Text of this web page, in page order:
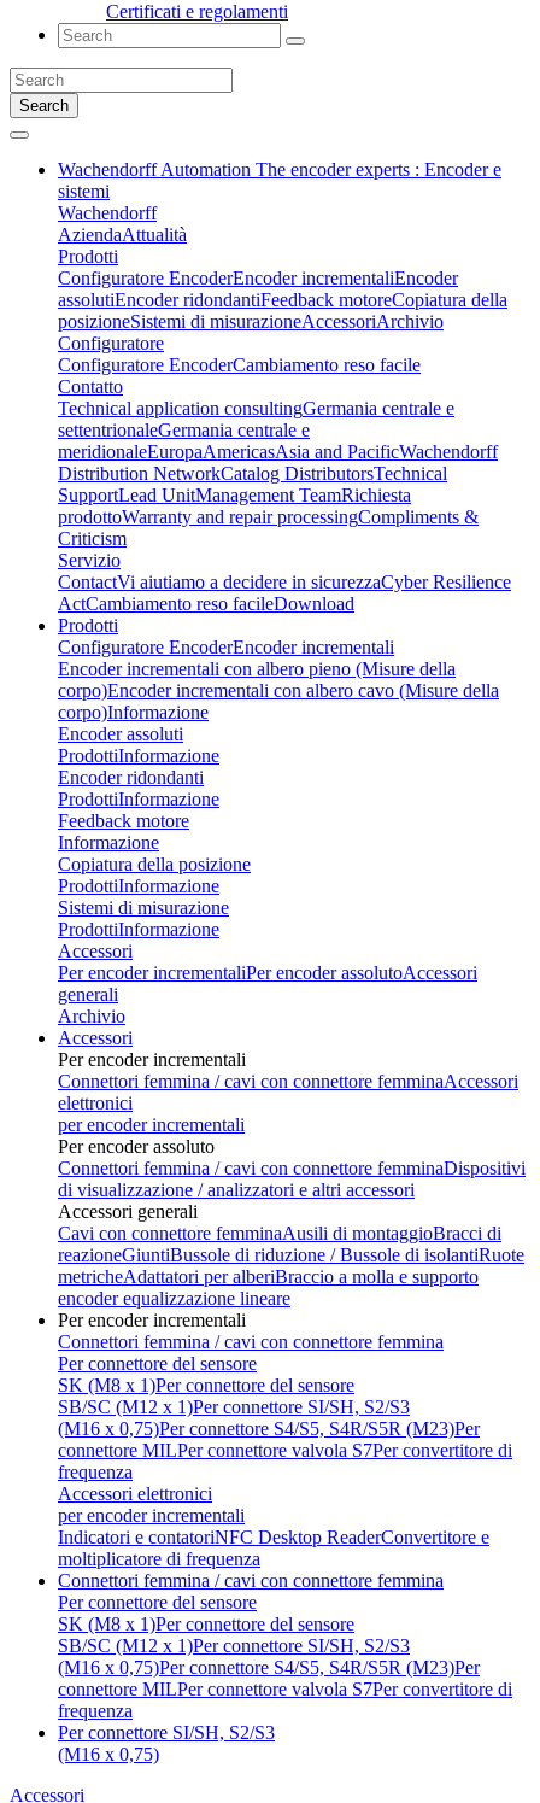
Certificati e regolamenti
Search
Wachendorff Automation The encoder experts : Encoder e
sistemi
Wachendorff
AziendaAttualità
Prodotti
Configuratore EncoderEncoder incrementaliEncoder
assolutiEncoder ridondantiFeedback motoreCopiatura della
posizioneSistemi di misurazioneAccessoriArchivio
Configuratore
Configuratore EncoderCambiamento reso facile
Contatto
Technical application consultingGermania centrale e
settentrionaleGermania centrale e
meridionaleEuropaAmericasAsia and PacificWachendorff
Distribution NetworkCatalog DistributorsTechnical
SupportLead UnitManagement TeamRichiesta
prodottoWarranty and repair processingCompliments &
Criticism
Servizio
ContactVi aiutiamo a decidere in sicurezzaCyber Resilience
ActCambiamento reso facileDownload
Prodotti
Configuratore EncoderEncoder incrementali
Encoder incrementali con albero pieno (Misure della
corpo)Encoder incrementali con albero cavo (Misure della
corpo)Informazione
Encoder assoluti
ProdottiInformazione
Encoder ridondanti
ProdottiInformazione
Feedback motore
Informazione
Copiatura della posizione
ProdottiInformazione
Sistemi di misurazione
ProdottiInformazione
Accessori
Per encoder incrementaliPer encoder assolutoAccessori
generali
Archivio
Accessori
Per encoder incrementali
Connettori femmina / cavi con connettore femminaAccessori
elettronici
per encoder incrementali
Per encoder assoluto
Connettori femmina / cavi con connettore femminaDispositivi
di visualizzazione / analizzatori e altri accessori
Accessori generali
Cavi con connettore femminaAusili di montaggioBracci di
reazioneGiuntiBussole di riduzione / Bussole di isolantiRuote
metricheAdattatori per alberiBraccio a molla e supporto
encoder equalizzazione lineare
Per encoder incrementali
Connettori femmina / cavi con connettore femmina
Per connettore del sensore
SK (M8 x 1)Per connettore del sensore
SB/SC (M12 x 1)Per connettore SI/SH, S2/S3
(M16 x 0,75)Per connettore S4/S5, S4R/S5R (M23)Per
connettore MILPer connettore valvola S7Per convertitore di
frequenza
Accessori elettronici
per encoder incrementali
Indicatori e contatoriNFC Desktop ReaderConvertitore e
moltiplicatore di frequenza
Connettori femmina / cavi con connettore femmina
Per connettore del sensore
SK (M8 x 1)Per connettore del sensore
SB/SC (M12 x 1)Per connettore SI/SH, S2/S3
(M16 x 0,75)Per connettore S4/S5, S4R/S5R (M23)Per
connettore MILPer connettore valvola S7Per convertitore di
frequenza
Per connettore SI/SH, S2/S3
(M16 x 0,75)
Accessori